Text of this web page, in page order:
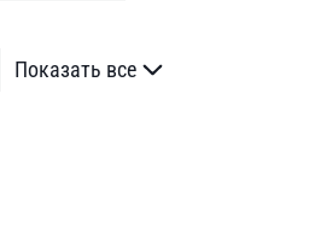
Показать все